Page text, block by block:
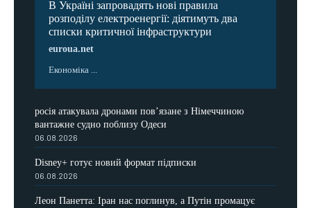
В Україні запровадять нові правила
розподілу електроенергії: діятимуть два
списки критичної інфраструктури
euroua.net
Економіка ...
росія атакувала дронами пов’язане з Німеччиною
вантажне судно поблизу Одеси
06.08.2026
Disney+ готує новий формат підписки
06.08.2026
Леон Панетта: Іран нас поглинув, а Путін промацує